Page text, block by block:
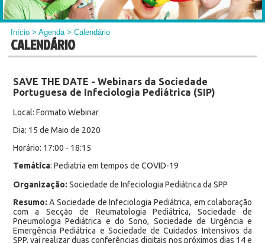
Início >Agenda> Calendário
CALENDÁRIO
SAVE THE DATE - Webinars da Sociedade
Portuguesa de Infeciologia Pediátrica (SIP)
Local: Formato Webinar
Dia: 15 de Maio de 2020
Horário: 17:00 - 18:15
Temática: Pediatria em tempos de COVID-19
Organização: Sociedade de Infeciologia Pediátrica da SPP
Resumo: A Sociedade de Infeciologia Pediátrica, em colaboração
com a Secção de Reumatologia Pediátrica, Sociedade de
Pneumologia Pediátrica e do Sono, Sociedade de Urgência e
Emergência Pediátrica e Sociedade de Cuidados Intensivos da
SPP, vai realizar duas conferências digitais nos próximos dias 14 e